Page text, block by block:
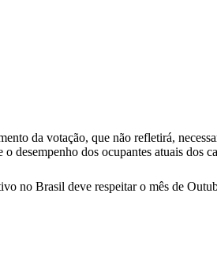
da votação, que não refletirá,
dos ocupantes atuais dos
no Brasil deve respeitar o mês de